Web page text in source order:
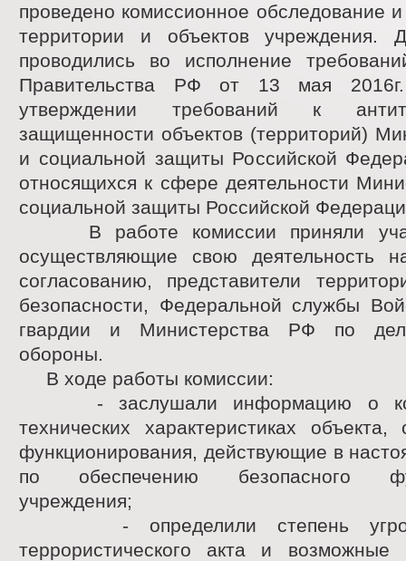
проведено комиссионное обследование и
территории и объектов учреждения.
проводились во исполнение
Правительства РФ от 13 мая
утверждении требований к
защищенности объектов (территорий)
и социальной защиты Российской
относящихся к сфере деятельности
социальной защиты Российской
В работе комиссии приняли
осуществляющие свою деятельность
согласованию, представители
безопасности, Федеральной службы
гвардии и Министерства РФ по
обороны.
В ходе работы комиссии:
- заслушали информацию о
технических характеристиках объекта,
функционирования, действующие в
по обеспечению безопасного
учреждения;
- определили степень
террористического акта и возможные